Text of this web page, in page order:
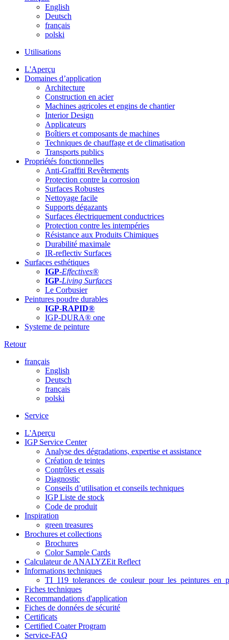
English
Deutsch
français
polski
Utilisations
L'Aperçu
Domaines d’application
Architecture
Construction en acier
Machines agricoles et engins de chantier
Interior Design
Applicateurs
Boîtiers et composants de machines
Techniques de chauffage et de climatisation
Transports publics
Propriétés fonctionnelles
Anti-Graffiti Revêtements
Protection contre la corrosion
Surfaces Robustes
Nettoyage facile
Supports dégazants
Surfaces électriquement conductrices
Protection contre les intempéries
Résistance aux Produits Chimiques
Durabilité maximale
IR-reflectiv Surfaces
Surfaces esthétiques
IGP-Effectives®
IGP-Living Surfaces
Le Corbusier
Peintures poudre durables
IGP-RAPID®
IGP-DURA® one
Systeme de peinture
Retour
français
English
Deutsch
français
polski
Service
L'Aperçu
IGP Service Center
Analyse des dégradations, expertise et assistance
Création de teintes
Contrôles et essais
Diagnostic
Conseils d’utilisation et conseils techniques
IGP Liste de stock
Code de produit
Inspiration
green treasures
Brochures et collections
Brochures
Color Sample Cards
Calculateur de ANALYZEit Reflect
Informations techniques
Fiches techniques
Recommandations d'application
Fiches de données de sécurité
Certificats
Certified Coater Program
Service-FAQ